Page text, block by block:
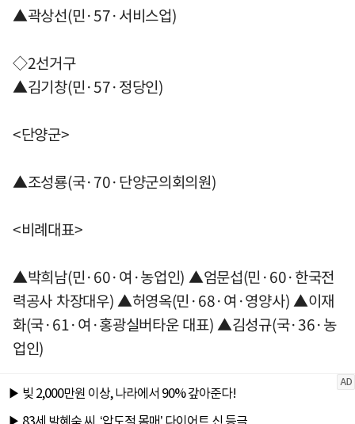
▲곽상선(민·57·서비스업)
◇2선거구
▲김기창(민·57·정당인)
<단양군>
▲조성룡(국·70·단양군의회의원)
<비례대표>
▲박희남(민·60·여·농업인) ▲엄문섭(민·60·한국전
력공사 차장대우) ▲허영옥(민·68·여·영양사) ▲이재
화(국·61·여·홍광실버타운 대표) ▲김성규(국·36·농
업인)